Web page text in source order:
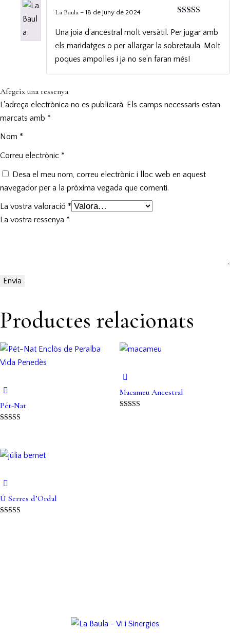
5de 5
La Baula – 18 de juny de 2024
Una joia d’ancestral molt versàtil. Per jugar amb
els maridatges o per allargar la sobretaula. Molt
poques ampolles i ja no se’n faran més!
Afegeix una ressenya
L'adreça electrònica no es publicarà. Els camps necessaris estan
marcats amb *
Nom *
Correu electrònic *
Desa el meu nom, correu electrònic i lloc web en aquest
navegador per a la pròxima vegada que comenti.
La vostra valoració *
La vostra ressenya *
Productes relacionats
Pét-Nat
Macameu Ancestral
Ú Serres d’Ordal